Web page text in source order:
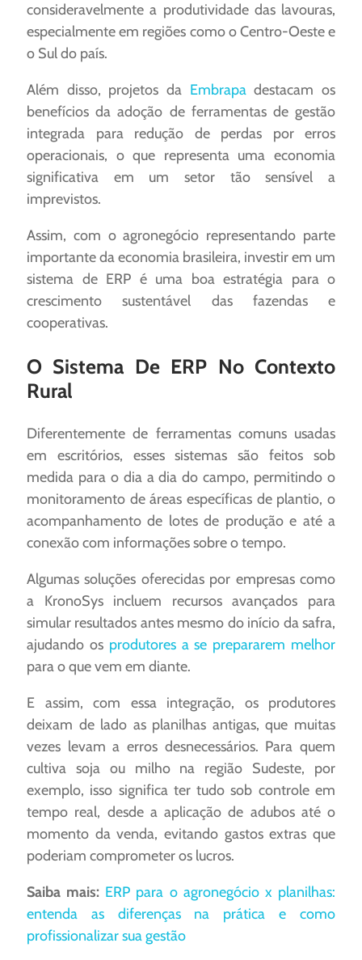
consideravelmente a produtividade das lavouras,
especialmente em regiões como o Centro-Oeste e
o Sul do país.
Além disso, projetos da Embrapadestacam os
benefícios da adoção de ferramentas de gestão
integrada para redução de perdas por erros
operacionais, o que representa uma economia
significativa em um setor tão sensível a
imprevistos.
Assim, com o agronegócio representando parte
importante da economia brasileira, investir em um
sistema de ERP é uma boa estratégia para o
crescimento sustentável das fazendas e
cooperativas.
O Sistema De ERP No Contexto
Rural
Diferentemente de ferramentas comuns usadas
em escritórios, esses sistemas são feitos sob
medida para o dia a dia do campo, permitindo o
monitoramento de áreas específicas de plantio, o
acompanhamento de lotes de produção e até a
conexão com informações sobre o tempo.
Algumas soluções oferecidas por empresas como
a KronoSys incluem recursos avançados para
simular resultados antes mesmo do início da safra,
ajudando osprodutores a se prepararem melhor
para o que vem em diante.
E assim, com essa integração, os produtores
deixam de lado as planilhas antigas, que muitas
vezes levam a erros desnecessários. Para quem
cultiva soja ou milho na região Sudeste, por
exemplo, isso significa ter tudo sob controle em
tempo real, desde a aplicação de adubos até o
momento da venda, evitando gastos extras que
poderiam comprometer os lucros.
Saiba mais: ERP para o agronegócio x planilhas:
entenda as diferenças na prática e como
profissionalizar sua gestão